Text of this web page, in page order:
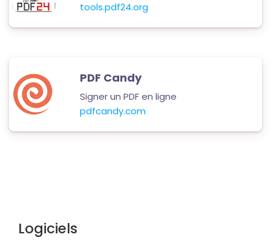
tools.pdf24.org
PDF Candy
Signer un PDF en ligne
pdfcandy.com
Logiciels